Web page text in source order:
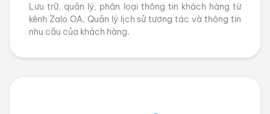
Lưu trữ, quản lý, phân loại thông tin khách hàng từ
kênh Zalo OA. Quản lý lịch sử tương tác và thông tin
nhu cầu của khách hàng.